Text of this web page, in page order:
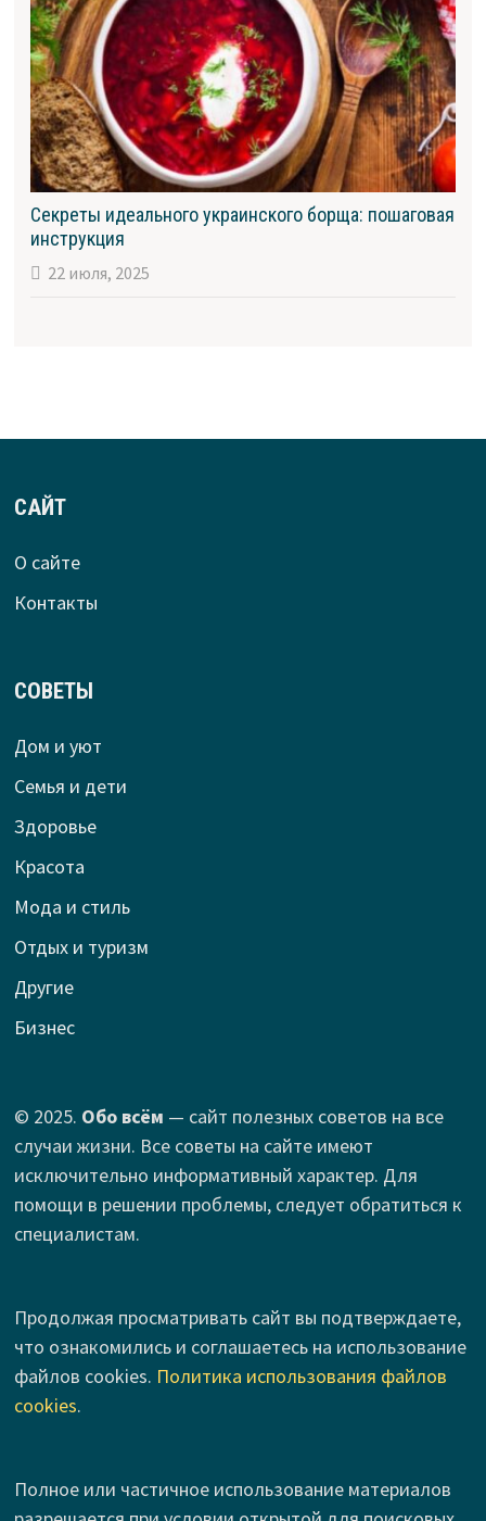
Секреты идеального украинского борща: пошаговая
инструкция
22 июля, 2025
САЙТ
О сайте
Контакты
СОВЕТЫ
Дом и уют
Семья и дети
Здоровье
Красота
Мода и стиль
Отдых и туризм
Другие
Бизнес
© 2025. Обо всём — сайт полезных советов на все
случаи жизни. Все советы на сайте имеют
исключительно информативный характер. Для
помощи в решении проблемы, следует обратиться к
специалистам.
Продолжая просматривать сайт вы подтверждаете,
что ознакомились и соглашаетесь на использование
файлов cookies. Политика использования файлов
cookies.
Полное или частичное использование материалов